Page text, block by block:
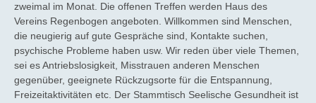
zweimal im Monat. Die offenen Treffen werden Haus des
Vereins Regenbogen angeboten. Willkommen sind Menschen,
die neugierig auf gute Gespräche sind, Kontakte suchen,
psychische Probleme haben usw. Wir reden über viele Themen,
sei es Antriebslosigkeit, Misstrauen anderen Menschen
gegenüber, geeignete Rückzugsorte für die Entspannung,
Freizeitaktivitäten etc. Der Stammtisch Seelische Gesundheit ist